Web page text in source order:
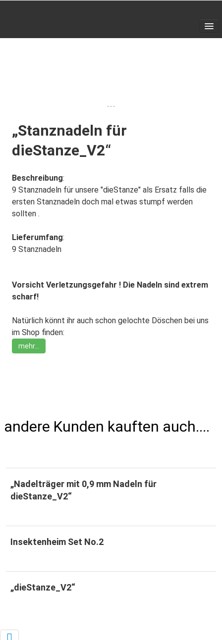
„Stanznadeln für
dieStanze_V2“
Beschreibung:
9 Stanznadeln für unsere "dieStanze" als Ersatz falls die
ersten Stanznadeln doch mal etwas stumpf werden
sollten .
Lieferumfang:
9 Stanznadeln
Vorsicht Verletzungsgefahr ! Die Nadeln sind extrem
scharf!
Natürlich könnt ihr auch schon gelochte Döschen bei uns
im Shop finden:
mehr...
andere Kunden kauften auch....
„Nadelträger mit 0,9 mm Nadeln für
dieStanze_V2“​
Insektenheim Set No.2
„dieStanze_V2“​